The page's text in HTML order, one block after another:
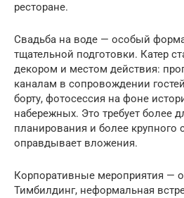
ресторане.
Свадьба на воде — особый
тщательной подготовки. Катер
декором и местом действия:
каналам в сопровождении
борту, фотосессия на фоне
набережных. Это требует более
планирования и более крупного
оправдывает вложения.
Корпоративные мероприятия —
Тимбилдинг, неформальная